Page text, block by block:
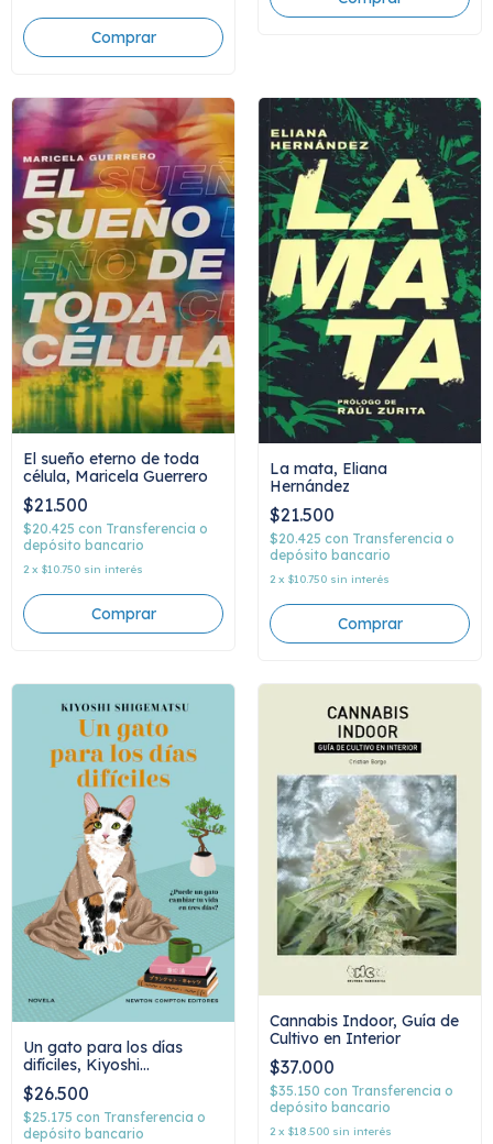
El sueño eterno de toda
célula, Maricela Guerrero
$21.500
$20.425 con Transferencia o
depósito bancario
2 x $10.750 sin interés
La mata, Eliana
Hernández
$21.500
$20.425 con Transferencia o
depósito bancario
2 x $10.750 sin interés
Un gato para los días
difíciles, Kiyoshi
Shigematsu
$26.500
$25.175 con Transferencia o
depósito bancario
Cannabis Indoor, Guía de
Cultivo en Interior
$37.000
$35.150 con Transferencia o
depósito bancario
2 x $18.500 sin interés